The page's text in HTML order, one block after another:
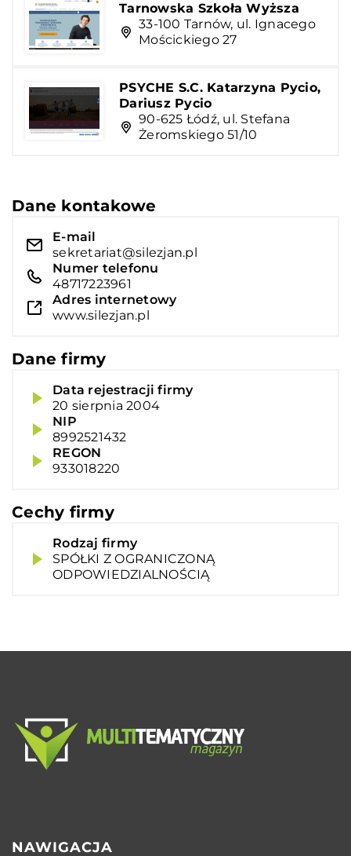
Tarnowska Szkoła Wyższa
33-100 Tarnów, ul. Ignacego
Mościckiego 27
PSYCHE S.C. Katarzyna Pycio,
Dariusz Pycio
90-625 Łódź, ul. Stefana
Żeromskiego 51/10
Dane kontakowe
E-mail
sekretariat@silezjan.pl
Numer telefonu
48717223961
Adres internetowy
www.silezjan.pl
Dane firmy
Data rejestracji firmy
20 sierpnia 2004
NIP
8992521432
REGON
933018220
Cechy firmy
Rodzaj firmy
SPÓŁKI Z OGRANICZONĄ
ODPOWIEDZIALNOŚCIĄ
NAWIGACJA